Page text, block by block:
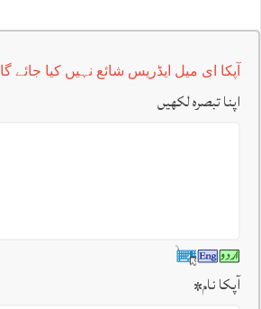
آپکا ای میل ایڈریس شائع نہیں کیا جائے گا
اپنا تبصرہ لکھیں
آپکا نام*